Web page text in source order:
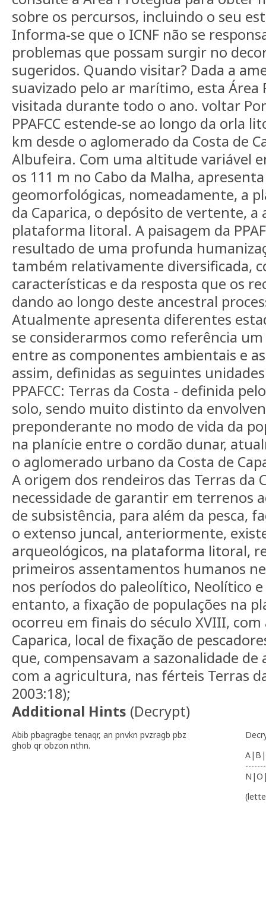
sobre os percursos, incluindo o seu
Informa-se que o ICNF não se
problemas que possam surgir no
sugeridos. Quando visitar? Dada a
suavizado pelo ar marítimo, esta Área
visitada durante todo o ano. voltar
PPAFCC estende-se ao longo da orla
km desde o aglomerado da Costa de
Albufeira. Com uma altitude variável
os 111 m no Cabo da Malha,
geomorfológicas, nomeadamente, a
da Caparica, o depósito de vertente, a
plataforma litoral. A paisagem da
resultado de uma profunda
também relativamente diversificada,
características e da resposta que os
dando ao longo deste ancestral
Atualmente apresenta diferentes
se considerarmos como referência
entre as componentes ambientais e
assim, definidas as seguintes
PPAFCC: Terras da Costa - definida
solo, sendo muito distinto da
preponderante no modo de vida da
na planície entre o cordão dunar,
o aglomerado urbano da Costa de
A origem dos rendeiros das Terras da
necessidade de garantir em terrenos
de subsistência, para além da pesca,
o extenso juncal, anteriormente,
arqueológicos, na plataforma litoral,
primeiros assentamentos humanos
nos períodos do paleolítico, Neolítico
entanto, a fixação de populações na
ocorreu em finais do século XVIII, com
Caparica, local de fixação de
que, compensavam a sazonalidade
com a agricultura, nas férteis Terras
2003:18);
Additional Hints (Decrypt)
Abib pbagragbe tenaqr, an pnvkn pvzragb pbz
ghob qr obzon nthn.